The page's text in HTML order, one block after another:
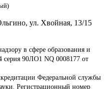
ул. Хвойная, 13/15
в сфере образования и
серия 90ЛО1 NQ 0008177 от
Федеральной службы
Регистрационный номер